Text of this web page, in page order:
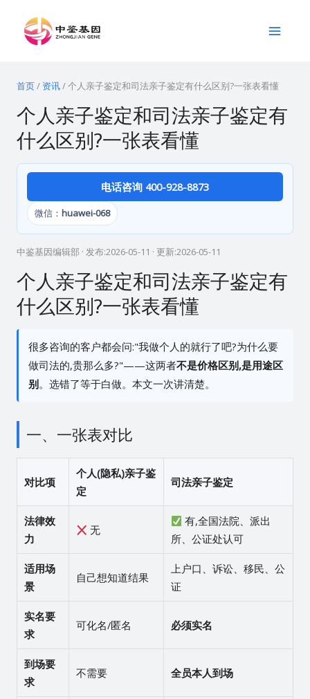
Menu
首页/ 资讯/个人亲子鉴定和司法亲子鉴定有什么区别?一张表看懂
个人亲子鉴定和司法亲子鉴定有
什么区别?一张表看懂
电话咨询 400-928-8873
微信： huawei-068
中鉴基因编辑部 · 发布:2026-05-11 · 更新:2026-05-11
个人亲子鉴定和司法亲子鉴定有
什么区别?一张表看懂
很多咨询的客户都会问:"我做个人的就行了吧?为什么要
做司法的,贵那么多?"——这两者不是价格区别,是用途区
别。选错了等于白做。本文一次讲清楚。
一、一张表对比
对比项
个人(隐私)亲子鉴
定
司法亲子鉴定
法律效
力
无
有,全国法院、派出
所、公证处认可
适用场
景
自己想知道结果
上户口、诉讼、移民、公
证
实名要
求
可化名/匿名 必须实名
到场要
求
不需要 全员本人到场